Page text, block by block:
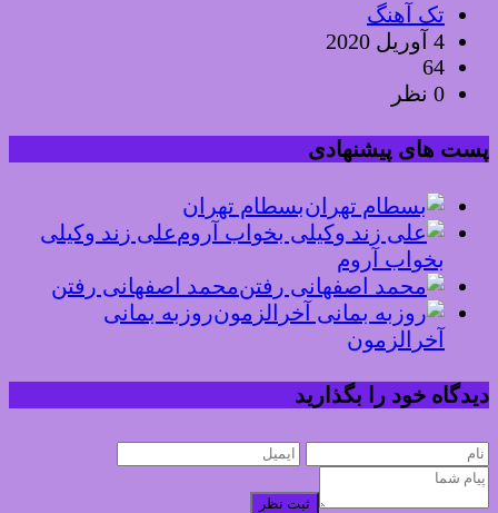
تک آهنگ
4 آوریل 2020
64
0 نظر
پست های پیشنهادی
بسطام تهران
علی زند وکیلی
بخواب آروم
محمد اصفهانی رفتن
روزبه بمانی
آخرالزمون
دیدگاه خود را بگذارید
ثبت نظر